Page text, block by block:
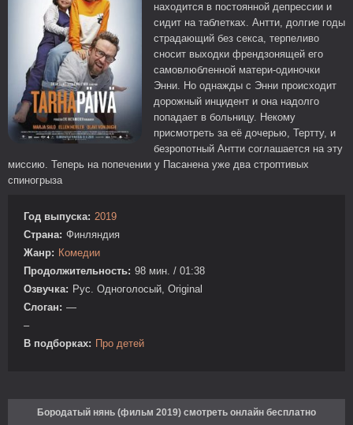
находится в постоянной депрессии и
сидит на таблетках. Антти, долгие годы
страдающий без секса, терпеливо
сносит выходки френдзонящей его
самовлюбленной матери-одиночки
Энни. Но однажды с Энни происходит
дорожный инцидент и она надолго
попадает в больницу. Некому
присмотреть за её дочерью, Тертту, и
безропотный Антти соглашается на эту
миссию. Теперь на попечении у Пасанена уже два строптивых
спиногрыза
Год выпуска: 2019
Страна: Финляндия
Жанр: Комедии
Продолжительность: 98 мин. / 01:38
Озвучка: Рус. Одноголосый, Original
Слоган: —
–
В подборках: Про детей
Бородатый нянь (фильм 2019) смотреть онлайн бесплатно